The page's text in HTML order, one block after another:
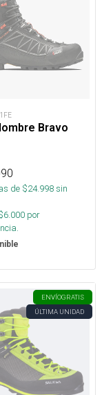
Bravo
de $24.998sin
6.000 por
ENVÍOGRATIS
ÚLTIMA UNIDAD